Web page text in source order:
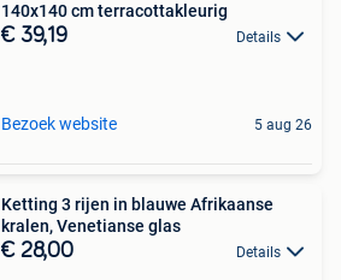
140x140 cm terracottakleurig
€ 39,19 Details
Bezoek website 5 aug 26
Ketting 3 rijen in blauwe Afrikaanse
kralen, Venetianse glas
€ 28,00 Details